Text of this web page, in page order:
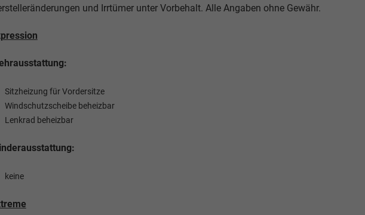
und Irrtümer unter Vorbehalt. Alle Angaben ohne Gewähr.
Sitzheizung für Vordersitze
Windschutzscheibe beheizbar
Lenkrad beheizbar
keine